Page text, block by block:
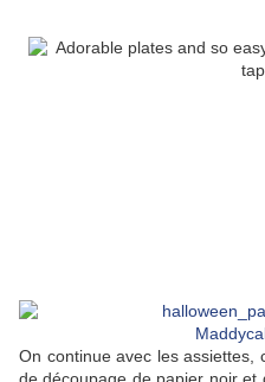
On continue avec les assiettes,